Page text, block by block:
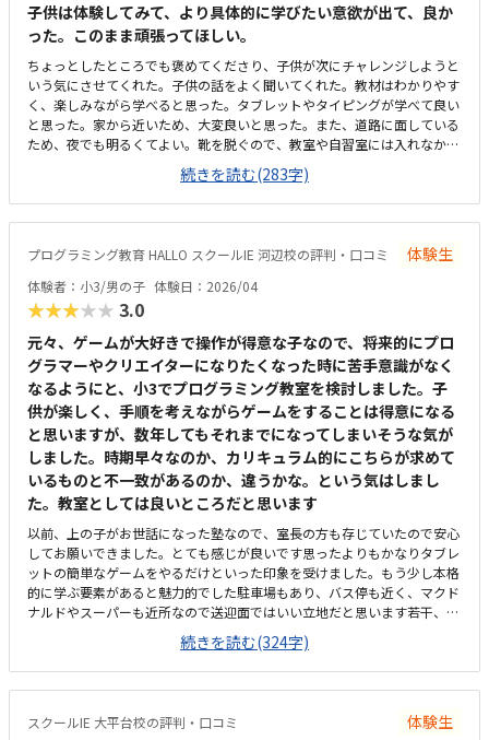
子供は体験してみて、より具体的に学びたい意欲が出て、良か
った。このまま頑張ってほしい。
ちょっとしたところでも褒めてくださり、子供が次にチャレンジしようと
いう気にさせてくれた。子供の話をよく聞いてくれた。教材はわかりやす
く、楽しみながら学べると思った。タブレットやタイピングが学べて良い
と思った。家から近いため、大変良いと思った。また、道路に面している
ため、夜でも明るくてよい。靴を脱ぐので、教室や自習室には入れなかっ
たが、とても綺麗で、環境よく学べると思った。想定よりも維持費を含め
て金額がしたので、3にしました。タブレットとか持ち込みでもう少し安
くなるといいなと思った。子供は時間を忘れて、体験していたので、良か
った。家でも学べる環境にしてあげたい。
続きを読む(283字)
プログラミング教育 HALLO スクールIE 河辺校の評判・口コミ 体験生
体験者：小3/男の子 体験日：2026/04
★★★★★ 3.0
元々、ゲームが大好きで操作が得意な子なので、将来的にプロ
グラマーやクリエイターになりたくなった時に苦手意識がなく
なるようにと、小3でプログラミング教室を検討しました。子
供が楽しく、手順を考えながらゲームをすることは得意になる
と思いますが、数年してもそれまでになってしまいそうな気が
しました。時期早々なのか、カリキュラム的にこちらが求めて
いるものと不一致があるのか、違うかな。という気はしまし
た。教室としては良いところだと思います
以前、上の子がお世話になった塾なので、室長の方も存じていたので安心
してお願いできました。とても感じが良いです思ったよりもかなりタブレ
ットの簡単なゲームをやるだけといった印象を受けました。もう少し本格
的に学ぶ要素があると魅力的でした駐車場もあり、バス停も近く、マクド
ナルドやスーパーも近所なので送迎面ではいい立地だと思います若干、狭
さは感じますが、清潔感はあります。土禁なのでとても綺麗です。タブレ
ットではなくちゃんとしたパソコンがあるといいのになと思いますゲーム
要素が強いカリキュラムにしては高額に感じてしまいました。設備費や教
材費のようなものを含めると結構負担なので、成長を感じにくいプログラ
続きを読む(324字)
スクールIE 大平台校の評判・口コミ 体験生